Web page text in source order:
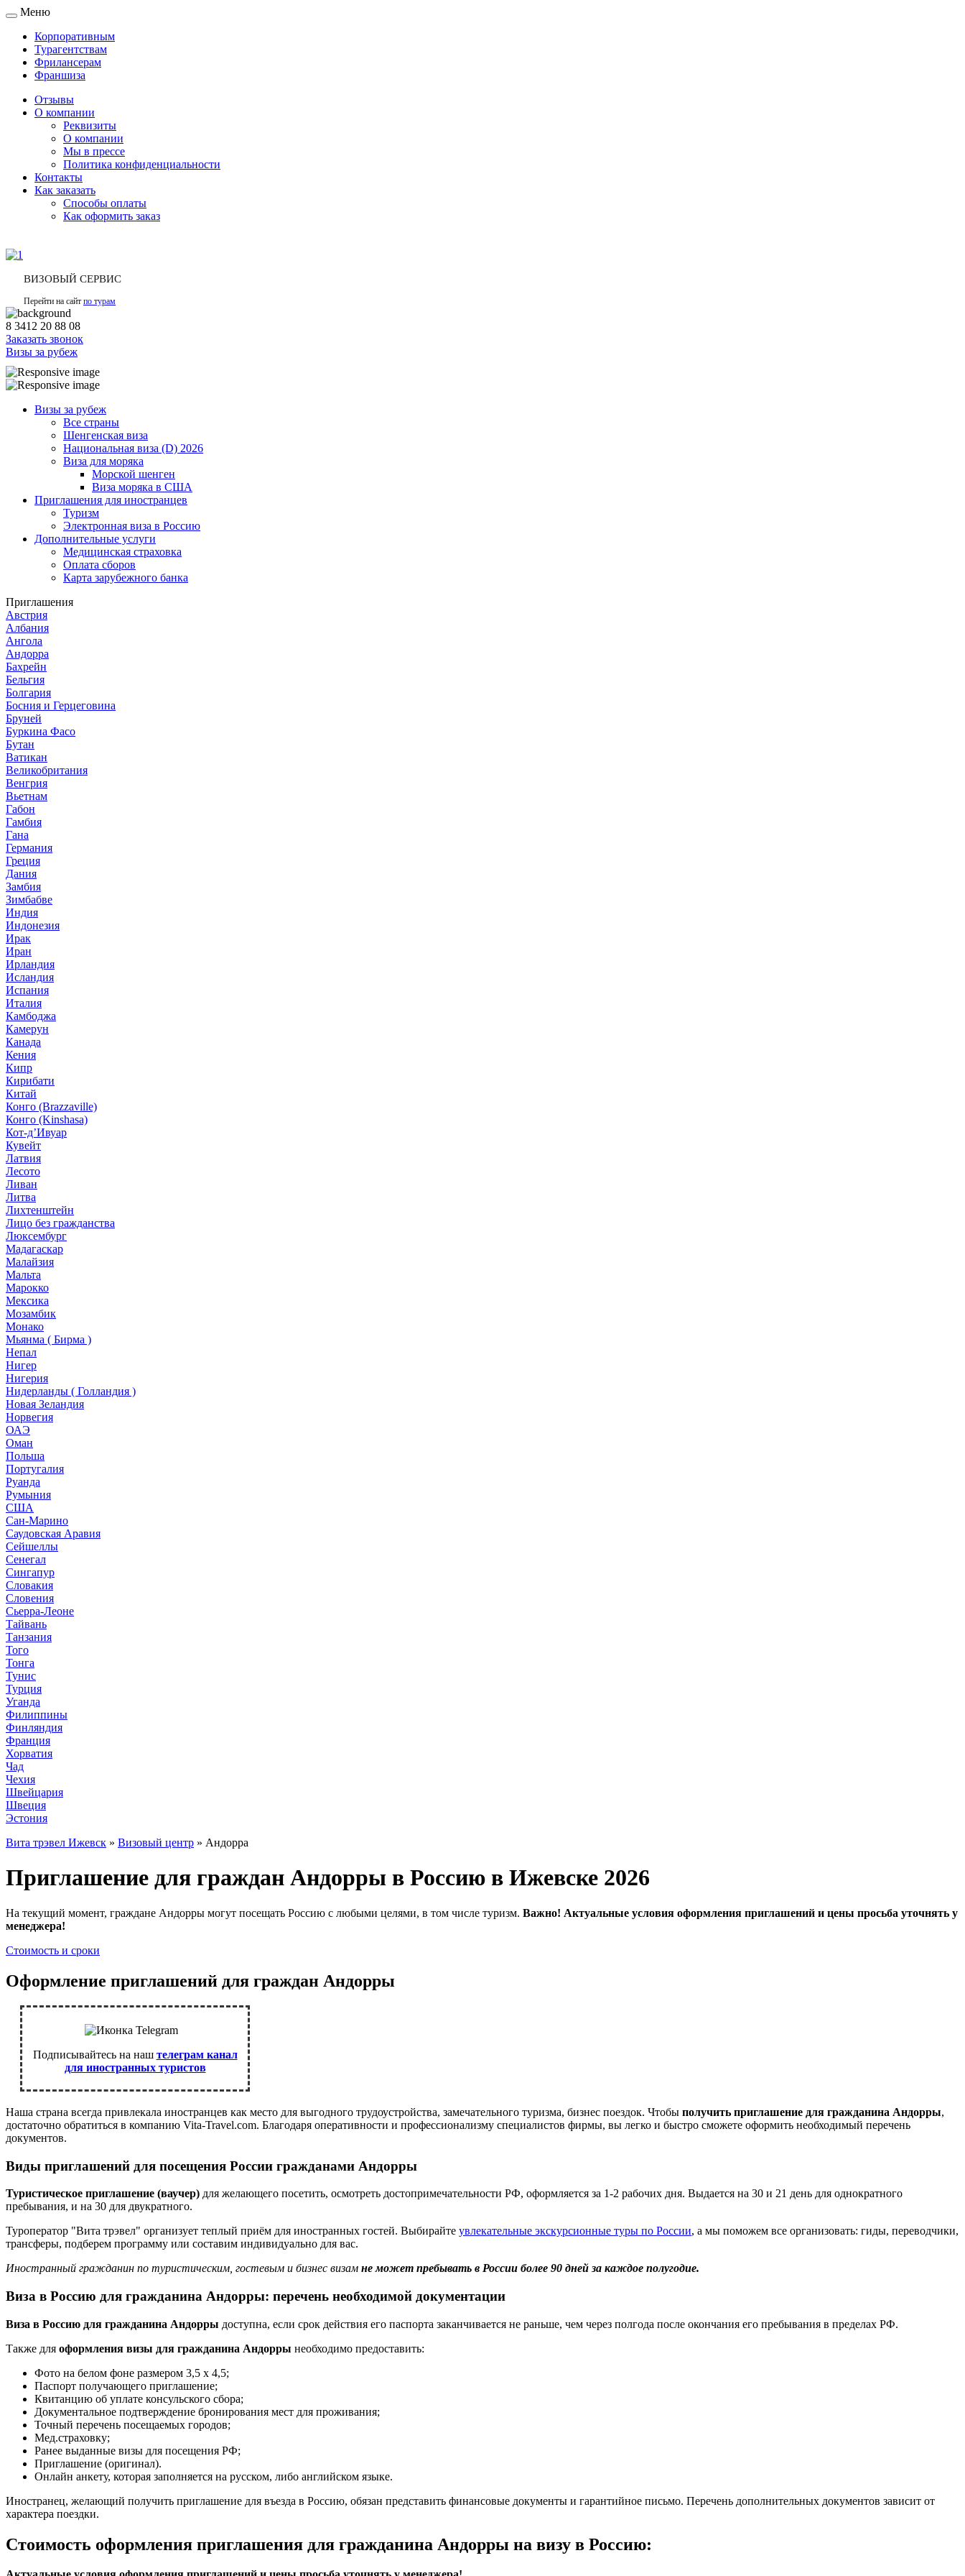
Toggle
navigation
Меню
Корпоративным
Турагентствам
Фрилансерам
Франшиза
Отзывы
О компании
Реквизиты
О компании
Мы в прессе
Политика конфиденциальности
Контакты
Как заказать
Способы оплаты
Как оформить заказ
ВИЗОВЫЙ СЕРВИС
Перейти на сайт по турам
8 3412 20 88 08
Заказать звонок
Визы за рубеж
Визы за рубеж
Все страны
Шенгенская виза
Национальная виза (D) 2026
Виза для моряка
Морской шенген
Виза моряка в США
Приглашения для иностранцев
Туризм
Электронная виза в Россию
Дополнительные услуги
Медицинская страховка
Оплата сборов
Карта зарубежного банка
Приглашения
Австрия
Албания
Ангола
Андорра
Бахрейн
Бельгия
Болгария
Босния и Герцеговина
Бруней
Буркина Фасо
Бутан
Ватикан
Великобритания
Венгрия
Вьетнам
Габон
Гамбия
Гана
Германия
Греция
Дания
Замбия
Зимбабве
Индия
Индонезия
Ирак
Иран
Ирландия
Исландия
Испания
Италия
Камбоджа
Камерун
Канада
Кения
Кипр
Кирибати
Китай
Конго (Brazzaville)
Конго (Kinshasa)
Кот-д’Ивуар
Кувейт
Латвия
Лесото
Ливан
Литва
Лихтенштейн
Лицо без гражданства
Люксембург
Мадагаскар
Малайзия
Мальта
Марокко
Мексика
Мозамбик
Монако
Мьянма ( Бирма )
Непал
Нигер
Нигерия
Нидерланды ( Голландия )
Новая Зеландия
Норвегия
ОАЭ
Оман
Польша
Португалия
Руанда
Румыния
США
Сан-Марино
Саудовская Аравия
Сейшеллы
Сенегал
Сингапур
Словакия
Словения
Сьерра-Леоне
Тайвань
Танзания
Того
Тонга
Тунис
Турция
Уганда
Филиппины
Финляндия
Франция
Хорватия
Чад
Чехия
Швейцария
Швеция
Эстония
Вита трэвел Ижевск » Визовый центр » Андорра
Приглашение для граждан Андорры в Россию в Ижевске 2026
На текущий момент, граждане Андорры могут посещать Россию с любыми целями, в том числе туризм. Важно! Актуальные условия оформления приглашений и цены просьба уточнять у
менеджера!
Стоимость и сроки
Оформление приглашений для граждан Андорры
Подписывайтесь на наш телеграм канал
для иностранных туристов
Наша страна всегда привлекала иностранцев как место для выгодного трудоустройства, замечательного туризма, бизнес поездок. Чтобы получить приглашение для гражданина Андорры,
достаточно обратиться в компанию Vita-Travel.com. Благодаря оперативности и профессионализму специалистов фирмы, вы легко и быстро сможете оформить необходимый перечень
документов.
Виды приглашений для посещения России гражданами Андорры
Туристическое приглашение (ваучер) для желающего посетить, осмотреть достопримечательности РФ, оформляется за 1-2 рабочих дня. Выдается на 30 и 21 день для однократного
пребывания, и на 30 для двукратного.
Туроператор "Вита трэвел" организует теплый приём для иностранных гостей. Выбирайте увлекательные экскурсионные туры по России, а мы поможем все организовать: гиды, переводчики,
трансферы, подберем программу или составим индивидуально для вас.
Иностранный гражданин по туристическим, гостевым и бизнес визам не может пребывать в России более 90 дней за каждое полугодие.
Виза в Россию для гражданина Андорры: перечень необходимой документации
Виза в Россию для гражданина Андорры доступна, если срок действия его паспорта заканчивается не раньше, чем через полгода после окончания его пребывания в пределах РФ.
Также для оформления визы для гражданина Андорры необходимо предоставить:
Фото на белом фоне размером 3,5 х 4,5;
Паспорт получающего приглашение;
Квитанцию об уплате консульского сбора;
Документальное подтверждение бронирования мест для проживания;
Точный перечень посещаемых городов;
Мед.страховку;
Ранее выданные визы для посещения РФ;
Приглашение (оригинал).
Онлайн анкету, которая заполняется на русском, либо английском языке.
Иностранец, желающий получить приглашение для въезда в Россию, обязан представить финансовые документы и гарантийное письмо. Перечень дополнительных документов зависит от
характера поездки.
Стоимость оформления приглашения для гражданина Андорры на визу в Россию: